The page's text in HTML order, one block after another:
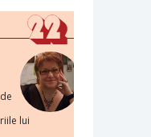
lui